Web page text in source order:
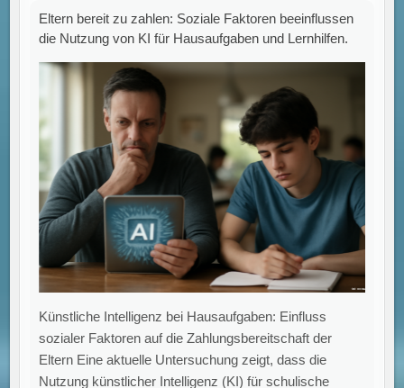
Eltern bereit zu zahlen: Soziale Faktoren beeinflussen
die Nutzung von KI für Hausaufgaben und Lernhilfen.
Künstliche Intelligenz bei Hausaufgaben: Einfluss
sozialer Faktoren auf die Zahlungsbereitschaft der
Eltern Eine aktuelle Untersuchung zeigt, dass die
Nutzung künstlicher Intelligenz (KI) für schulische